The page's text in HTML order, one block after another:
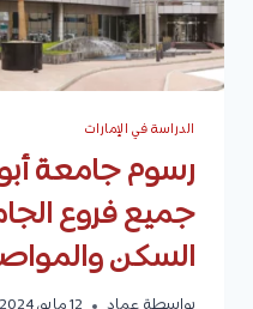
الدراسة في الإمارات
جميع فروع
السكن